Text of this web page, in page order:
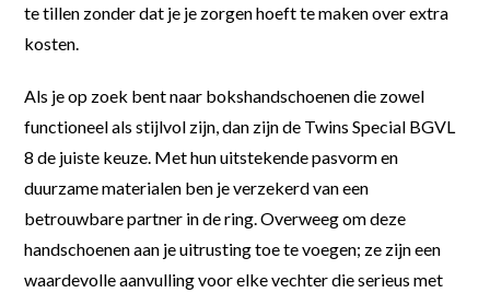
te tillen zonder dat je je zorgen hoeft te maken over extra
kosten.
Als je op zoek bent naar bokshandschoenen die zowel
functioneel als stijlvol zijn, dan zijn de Twins Special BGVL
8 de juiste keuze. Met hun uitstekende pasvorm en
duurzame materialen ben je verzekerd van een
betrouwbare partner in de ring. Overweeg om deze
handschoenen aan je uitrusting toe te voegen; ze zijn een
waardevolle aanvulling voor elke vechter die serieus met